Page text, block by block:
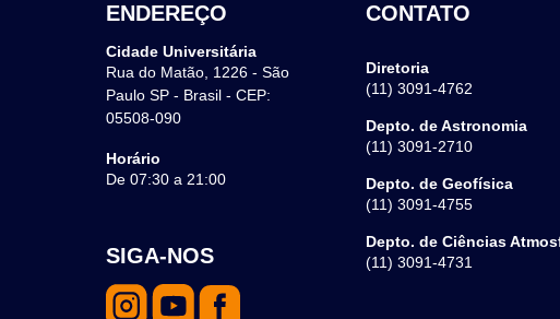
ENDEREÇO
Cidade Universitária
Rua do Matão, 1226 - São
Paulo SP - Brasil - CEP:
05508-090
Horário
De 07:30 a 21:00
CONTATO
Diretoria
(11) 3091-4762
Depto. de Astronomia
(11) 3091-2710
Depto. de Geofísica
(11) 3091-4755
Depto. de Ciências
(11) 3091-4731
SIGA-NOS